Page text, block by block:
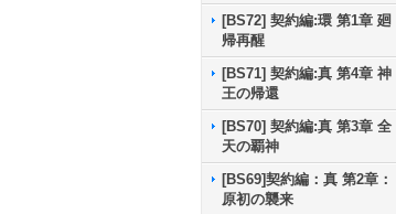
[BS72] 契約編:環 第1章 廻
帰再醒
[BS71] 契約編:真 第4章 神
王の帰還
[BS70] 契約編:真 第3章 全
天の覇神
[BS69]契約編：真 第2章：
原初の襲来